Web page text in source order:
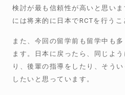
検討が最も信頼性が高いと思い
には将来的に日本でRCTを行うこ
また、今回の留学前も留学中も
ます。日本に戻ったら、同じよ
り、後輩の指導をしたり、そう
したいと思っています。